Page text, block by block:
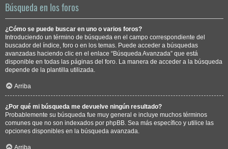
Búsqueda en los foros
¿Cómo se puede buscar en uno o varios foros?
Introduciendo un término de búsqueda en el campo correspondiente del
buscador del índice, foro o en los temas. Puede acceder a búsquedas
avanzadas haciendo clic en el enlace “Búsqueda Avanzada” que está
disponible en todas las páginas del foro. La manera de acceder a la búsqueda
depende de la plantilla utilizada.
Arriba
¿Por qué mi búsqueda me devuelve ningún resultado?
Probablemente su búsqueda fue muy general e incluye muchos términos
comunes que no son indexados por phpBB. Sea más específico y utilice las
opciones disponibles en la búsqueda avanzada.
Arriba